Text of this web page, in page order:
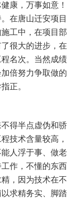
康，万事如意！
在唐山迁安项目
工中，在项目部
很大的进步，在
名次。当然成绩
倍努力争取做的
正。
得半点虚伪和骄
技术含量较高，
人浮于事、做老
作，不懂的东西
，因为技术在不
求精务实、脚踏